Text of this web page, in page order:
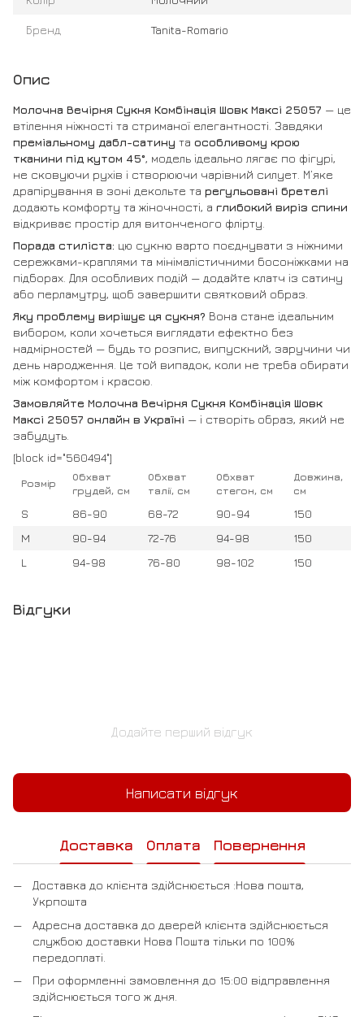
Бренд Tanita-Romario
Опис
Молочна Вечірня Сукня Комбінація Шовк Максі 25057 — це
втілення ніжності та стриманої елегантності. Завдяки
преміальному дабл-сатину та особливому крою
тканини під кутом 45°, модель ідеально лягає по фігурі,
не сковуючи рухів і створюючи чарівний силует. М’яке
драпірування в зоні декольте та регульовані бретелі
додають комфорту та жіночності, а глибокий виріз спини
відкриває простір для витонченого флірту.
Порада стиліста: цю сукню варто поєднувати з ніжними
сережками-краплями та мінімалістичними босоніжками на
підборах. Для особливих подій — додайте клатч із сатину
або перламутру, щоб завершити святковий образ.
Яку проблему вирішує ця сукня? Вона стане ідеальним
вибором, коли хочеться виглядати ефектно без
надмірностей — будь то розпис, випускний, заручини чи
день народження. Це той випадок, коли не треба обирати
між комфортом і красою.
Замовляйте Молочна Вечірня Сукня Комбінація Шовк
Максі 25057 онлайн в Україні — і створіть образ, який не
забудуть.
[block id="560494"]
Розмір
Обхват
грудей, см
Обхват
талії, см
Обхват
стегон, см
Довжина,
см
S 86-90 68-72 90-94
150
M
90-94 72-76 94-98
150
L
94-98 76-80 98-102 150
Відгуки
Додайте перший відгук
Написати відгук
Доставка Оплата Повернення
Доставка до клієнта здійснюється :Нова пошта,
Укрпошта
Адресна доставка до дверей клієнта здійснюється
службою доставки Нова Пошта тільки по 100%
передоплаті.
При оформленні замовлення до 15:00 відправлення
здійснюється того ж дня.